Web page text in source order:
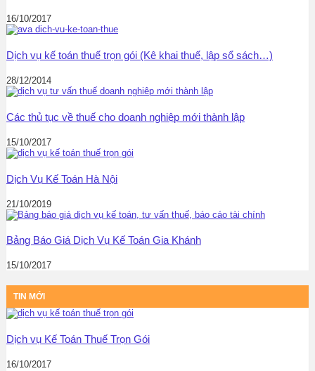
16/10/2017
Dịch vụ kế toán thuế trọn gói (Kê khai thuế, lập sổ sách…)
28/12/2014
Các thủ tục về thuế cho doanh nghiệp mới thành lập
15/10/2017
Dịch Vụ Kế Toán Hà Nội
21/10/2019
Bảng Báo Giá Dịch Vụ Kế Toán Gia Khánh
15/10/2017
TIN MỚI
Dịch vụ Kế Toán Thuế Trọn Gói
16/10/2017